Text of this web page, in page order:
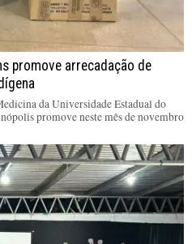
promove arrecadação de
da Universidade Estadual do
promove neste mês de novembro